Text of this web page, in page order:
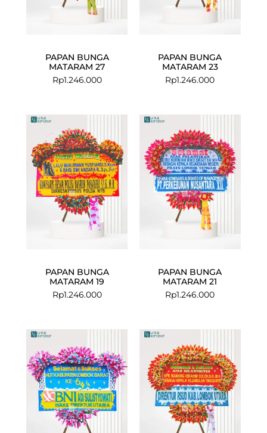
PAPAN BUNGA
MATARAM 27
Rp1.246.000
PAPAN BUNGA
MATARAM 23
Rp1.246.000
PAPAN BUNGA
MATARAM 19
Rp1.246.000
PAPAN BUNGA
MATARAM 21
Rp1.246.000